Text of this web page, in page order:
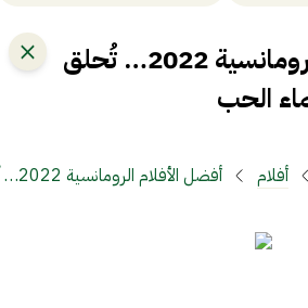
أفضل الأفلام الرومانسية 2022… تُحلق
الحب
أفلام أفضل الأفلام الرومانسية 2022… تُحلق معها عاليًا في سماء الحب